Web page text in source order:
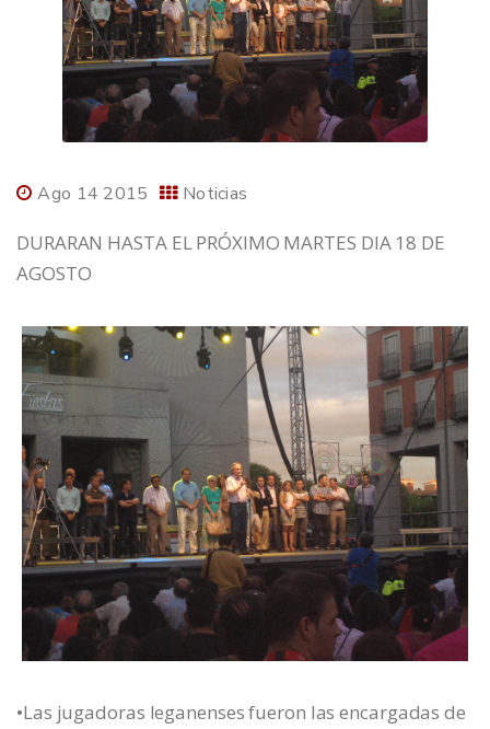
Ago 14 2015 Noticias
DURARAN HASTA EL PRÓXIMO MARTES DIA 18 DE
AGOSTO
•Las jugadoras leganenses fueron las encargadas de